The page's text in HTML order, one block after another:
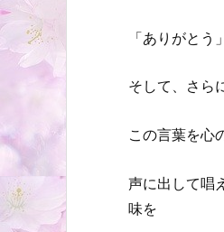
「ありがと
そして、さら
この言葉を心
声に出して唱
味を